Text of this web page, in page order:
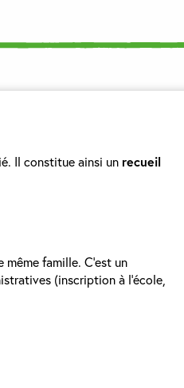
Il constitue ainsi un recueil
même famille. C’est un
(inscription à l’école,